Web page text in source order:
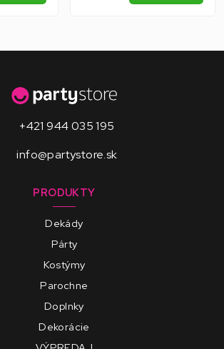
+421 944 035 195
info@partystore.sk
PRODUKTY
Dekády
Párty
Kostýmy
Parochne
Doplnky
Dekorácie